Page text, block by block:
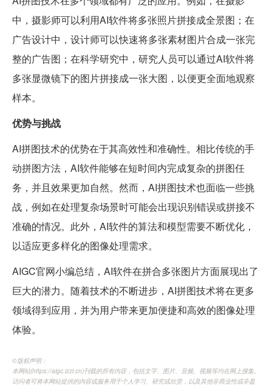
中，摄影师可以利用AI软件将多张照片拼接成全景图；在
广告设计中，设计师可以快速将多张素材图片合成一张完
整的广告图；在科学研究中，研究人员可以通过AI软件将
多张显微镜下的图片拼接成一张大图，以便更全面地观察
样本。
优势与挑战
AI拼图技术的优势在于其高效性和准确性。相比传统的手
动拼图方法，AI软件能够在短时间内完成复杂的拼图任
务，并且效果更加自然。然而，AI拼图技术也面临一些挑
战，例如在处理复杂场景时可能会出现识别错误或拼接不
准确的情况。此外，AI软件的算法和模型需要不断优化，
以适应更多样化的图像处理需求。
AIGC官网小编总结，AI软件在拼合多张图片方面展现出了
巨大的潜力。随着技术的不断进步，AI拼图技术将在更多
领域得到应用，并为用户带来更加便捷和高效的图像处理
体验。
©️版权声明：
本网站(https://aigc.izzi.cn)刊载的所有内容，包括文字、图片、音频、视频等均在网上搜集。
访问者可将本网站提供的内容或服务用于个人学习、研究或欣赏，以及其他非商业性或非盈